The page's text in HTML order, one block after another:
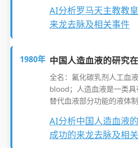
AI分析罗马天主教教
来龙去脉及相关事件
1980年 中国人造血液的研究
全名：氟化碳乳剂人工血
blood；人造血液是一类
替代血液部分功能的液体
AI分析中国人造血液
成功的来龙去脉及相